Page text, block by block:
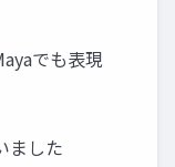
でも表現
ました